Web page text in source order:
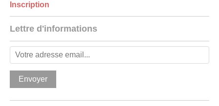
Inscription
Lettre d'informations